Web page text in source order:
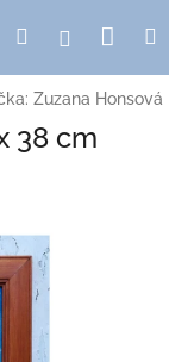
HledatPřihlášení
Zuzana Honsová
38 cm